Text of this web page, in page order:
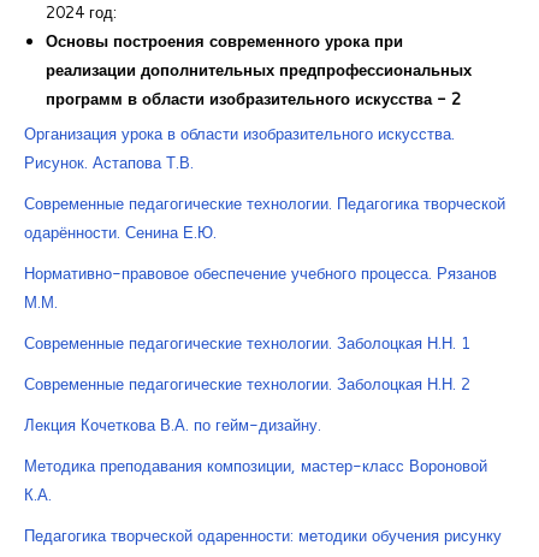
2024 год:
Основы построения современного урока при
реализации дополнительных предпрофессиональных
программ в области изобразительного искусства - 2
Организация урока в области изобразительного искусства.
Рисунок. Астапова Т.В.
Современные педагогические технологии. Педагогика творческой
одарённости. Сенина Е.Ю.
Нормативно-правовое обеспечение учебного процесса. Рязанов
М.М.
Современные педагогические технологии. Заболоцкая Н.Н. 1
Современные педагогические технологии. Заболоцкая Н.Н. 2
Лекция Кочеткова В.А. по гейм-дизайну.
Методика преподавания композиции, мастер-класс Вороновой
К.А.
Педагогика творческой одаренности: методики обучения рисунку